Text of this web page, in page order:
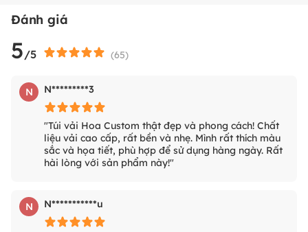
Đánh giá
5/5 (65)
N N*********3
"Túi vải Hoa Custom thật đẹp và phong cách! Chất
liệu vải cao cấp, rất bền và nhẹ. Mình rất thích màu
sắc và họa tiết, phù hợp để sử dụng hàng ngày. Rất
hài lòng với sản phẩm này!"
N N***********u